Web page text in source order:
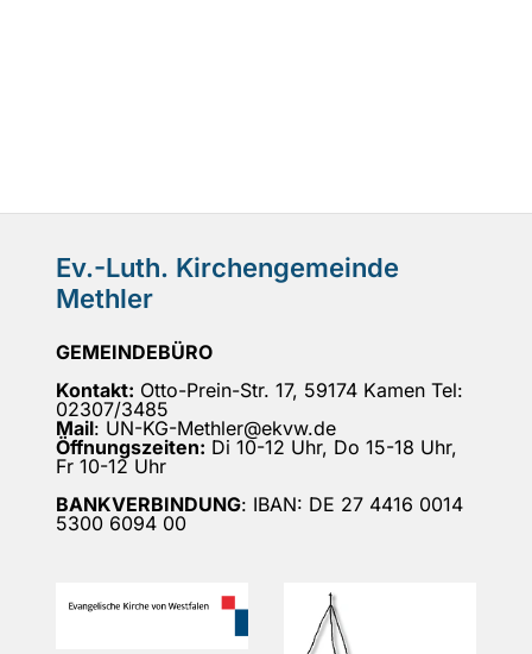
Ev.-Luth. Kirchengemeinde
Methler
GEMEINDEBÜRO
Kontakt: Otto-Prein-Str. 17, 59174 Kamen Tel:
02307/3485
Mail: UN-KG-Methler@ekvw.de
Öffnungszeiten: Di 10-12 Uhr, Do 15-18 Uhr,
Fr 10-12 Uhr
BANKVERBINDUNG: IBAN: DE 27 4416 0014
5300 6094 00